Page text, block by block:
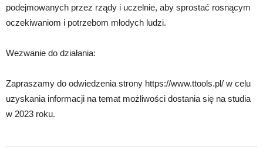
podejmowanych przez rządy i uczelnie, aby sprostać rosnącym
oczekiwaniom i potrzebom młodych ludzi.
Wezwanie do działania:
Zapraszamy do odwiedzenia strony https://www.ttools.pl/ w celu
uzyskania informacji na temat możliwości dostania się na studia
w 2023 roku.